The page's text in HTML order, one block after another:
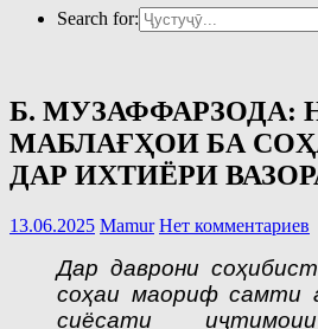
Search for:
Б. МУЗАФФАРЗОДА:
МАБЛАҒҲОИ БА
ДАР ИХТИЁРИ
13.06.2025 Mamur Нет комментариев
Дар даврони
соҳаи маориф самти
сиёсати